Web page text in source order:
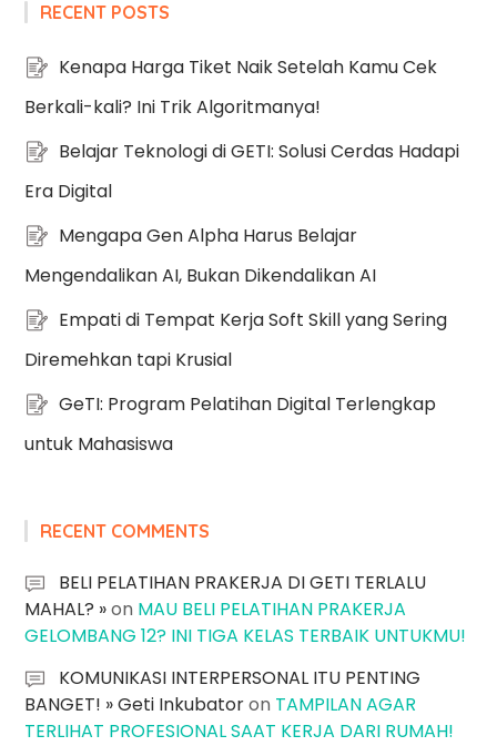
RECENT POSTS
Kenapa Harga Tiket Naik Setelah Kamu Cek
Berkali-kali? Ini Trik Algoritmanya!
Belajar Teknologi di GETI: Solusi Cerdas Hadapi
Era Digital
Mengapa Gen Alpha Harus Belajar
Mengendalikan AI, Bukan Dikendalikan AI
Empati di Tempat Kerja Soft Skill yang Sering
Diremehkan tapi Krusial
GeTI: Program Pelatihan Digital Terlengkap
untuk Mahasiswa
RECENT COMMENTS
BELI PELATIHAN PRAKERJA DI GETI TERLALU
MAHAL? »on MAU BELI PELATIHAN PRAKERJA
GELOMBANG 12? INI TIGA KELAS TERBAIK UNTUKMU!
KOMUNIKASI INTERPERSONAL ITU PENTING
BANGET! » Geti Inkubatoron TAMPILAN AGAR
TERLIHAT PROFESIONAL SAAT KERJA DARI RUMAH!